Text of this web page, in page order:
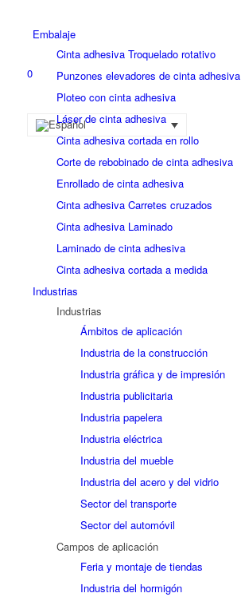
0
Embalaje
Cinta adhesiva Troquelado rotativo
Punzones elevadores de cinta adhesiva
Ploteo con cinta adhesiva
Láser de cinta adhesiva
Cinta adhesiva cortada en rollo
Corte de rebobinado de cinta adhesiva
Enrollado de cinta adhesiva
Cinta adhesiva Carretes cruzados
Cinta adhesiva Laminado
Laminado de cinta adhesiva
Cinta adhesiva cortada a medida
Industrias
Industrias
Ámbitos de aplicación
Industria de la construcción
Industria gráfica y de impresión
Industria publicitaria
Industria papelera
Industria eléctrica
Industria del mueble
Industria del acero y del vidrio
Sector del transporte
Sector del automóvil
Campos de aplicación
Feria y montaje de tiendas
Industria del hormigón